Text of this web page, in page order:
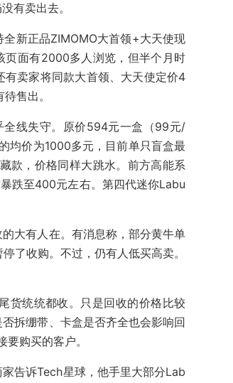
有卖出去。
新正品ZIMOMO大首领+大天使现
页面有2000多人浏览，但半个月时
卖家将同款大首领、大天使定价4
售出。
全线失守。原价594元一盒（99元/
均价为1000多元，目前单只盲盒最
款，价格同样大跳水。前方高能系
跌至400元左右。第四代迷你Labu
大有人在。有消息称，部分黄牛单
了收购。不过，仍有人低买高卖。
货统统都收。只是回收的价格比较
拆绷带、卡盒是否齐全也会影响回
购买的客户。
告诉Tech星球，他手里大部分Lab